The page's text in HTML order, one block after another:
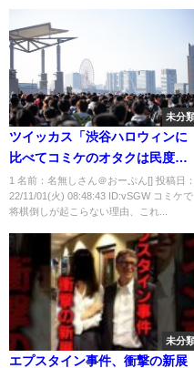
未分類
ツイッカス「渋谷ハロウィンに
比べてコミケのオタクは民度が
高いっ！」
1 名前：名無しさん＠おーぷん[] 投稿日：
22/11/01(火) 08:48:43 ID:vSGW コミケで
将棋倒しが起こらない理由、これ...
未分類
エプスタイン事件、衝撃の新展